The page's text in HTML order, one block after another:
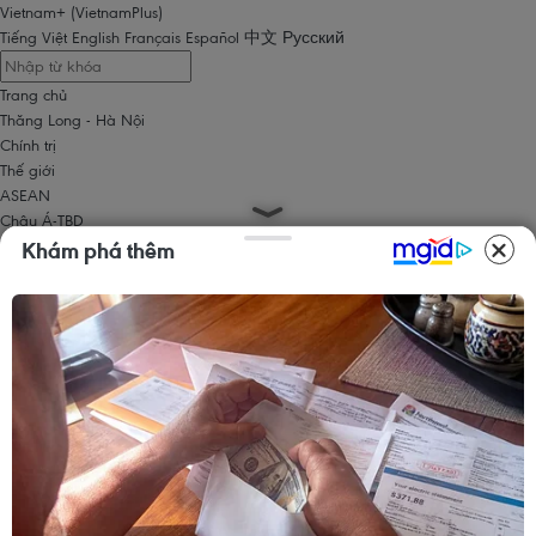
Vietnam+ (VietnamPlus)
Tiếng Việt English Français Español 中文 Русский
Trang chủ
Thăng Long - Hà Nội
Chính trị
Thế giới
ASEAN
Châu Á-TBD
Trung Đông
Châu Mỹ
Châu Phi
Kinh doanh
Tín dụng nông thôn
Chứng khoán
Bất động sản
Doanh nghiệp
Thông tin doanh nghiệp
Khám phá thêm